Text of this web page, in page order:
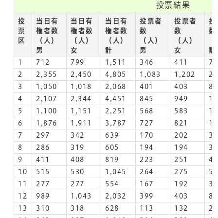
投票結果
投
票
区
当日有
権者数
（人）
男
当日有
権者数
（人）
女
当日有
権者数
（人）
計
投票者
数
（人）
男
投票者
数
（人）
女
投
数
計
1
712 799 1,511 346 411
2
2,355 2,450 4,805 1,083 1,202
3
1,050 1,018 2,068 401 403
4
2,107 2,344 4,451 845 949
5
1,100 1,151 2,251 568 583
6
1,876 1,911 3,787 727 821
7
297 342 639 170 202
8
286 319 605 194 194
9
411 408 819 223 251
10
515 530 1,045 264 275
11
277 277 554 167 192
12
989 1,043 2,032 399 403
13
310 318 628 113 132